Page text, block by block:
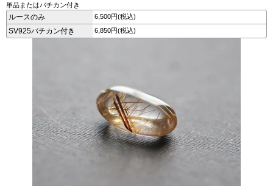
単品またはバチカン付き
ルースのみ 6,500円(税込)
SV925バチカン付き 6,850円(税込)